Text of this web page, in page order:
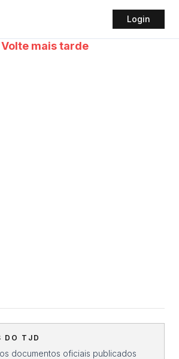
Login
Volte mais tarde
DO TJD
documentos oficiais publicados